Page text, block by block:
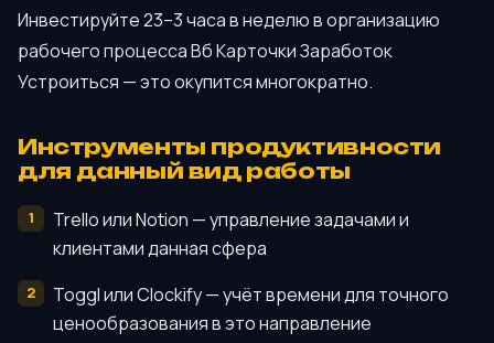
Инвестируйте 23–3 часа в неделю в организацию
рабочего процесса Вб Карточки Заработок
Устроиться — это окупится многократно.
Инструменты продуктивности
для данный вид работы
Trello или Notion — управление задачами и
клиентами данная сфера
Toggl или Clockify — учёт времени для точного
ценообразования в это направление